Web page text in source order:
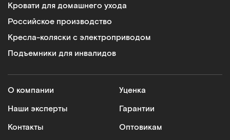
Кровати для домашнего ухода
Российское производство
Кресла-коляски с электроприводом
Подъемники для инвалидов
О компании
Наши эксперты
Контакты
Уценка
Гарантии
Оптовикам